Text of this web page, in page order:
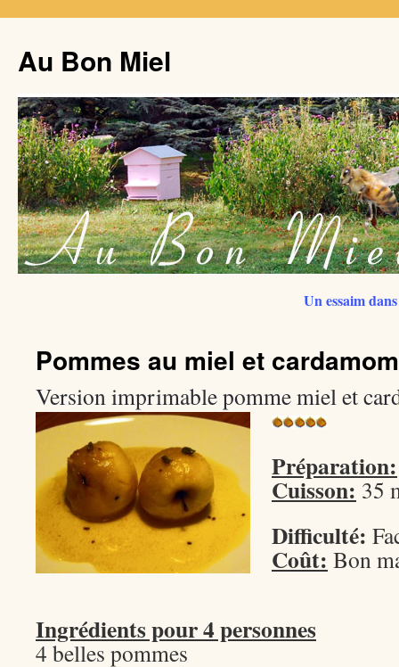
Au Bon Miel
Un essaim
Pommes au miel et
Version imprimable pomme miel et
Préparation:
Cuisson: 35
Difficulté:
Coût: Bon
Ingrédients pour 4 personnes
4 belles pommes